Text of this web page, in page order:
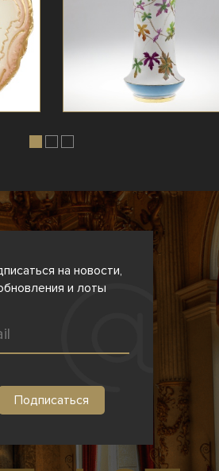
на новости,
и лоты